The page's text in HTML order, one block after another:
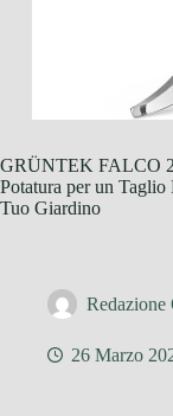
GRÜNTEK FALCO
Potatura per un Taglio
Tuo Giardino
26 Marzo